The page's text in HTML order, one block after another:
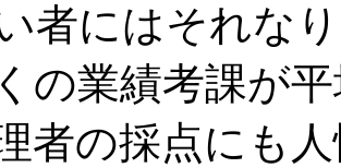
者にはそれな
の業績考課が
者の採点にも